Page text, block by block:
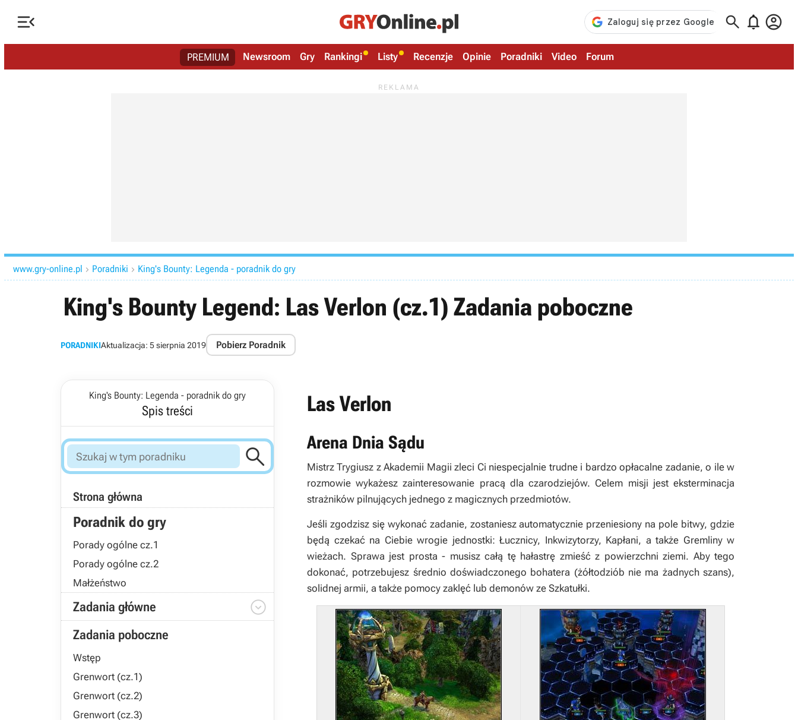
   
PREMIUM Newsroom Gry Rankingi Listy Recenzje Opinie Poradniki Video Forum
www.gry-online.pl  Poradniki  King's Bounty: Legenda - poradnik do gry
King's Bounty Legend: Las Verlon (cz.1) Zadania poboczne
PORADNIKIAktualizacja: 5 sierpnia 2019 Pobierz Poradnik
King's Bounty: Legenda - poradnik do gry
Spis treści

Strona główna
Poradnik do gry
Porady ogólne cz.1
Porady ogólne cz.2
Małżeństwo
Zadania główne 
Zadania poboczne
Wstęp
Grenwort (cz.1)
Grenwort (cz.2)
Grenwort (cz.3)
Las Verlon
Arena Dnia Sądu
Mistrz Trygiusz zAkademii Magiizleci Ci niespecjalnie trudne i bardzo opłacalne zadanie, o ile w
rozmowie wykażesz zainteresowanie pracą dla czarodziejów. Celem misji jest eksterminacja
strażników pilnujących jednego z magicznych przedmiotów.
Jeśli zgodzisz się wykonać zadanie, zostaniesz automatycznie przeniesiony na pole bitwy, gdzie
będą czekać na Ciebie wrogie jednostki: Łucznicy, Inkwizytorzy, Kapłani, a także Gremlinyw
wieżach. Sprawa jest prosta - musisz całą tę hałastrę zmieść z powierzchni ziemi. Aby tego
dokonać, potrzebujesz średnio doświadczonego bohatera (żółtodziób nie ma żadnych szans),
solidnej armii, a także pomocy zaklęć lub demonów ze Szkatułki.